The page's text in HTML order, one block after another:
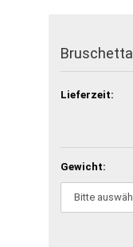
Bruschetta
Lieferzeit:
Gewicht: